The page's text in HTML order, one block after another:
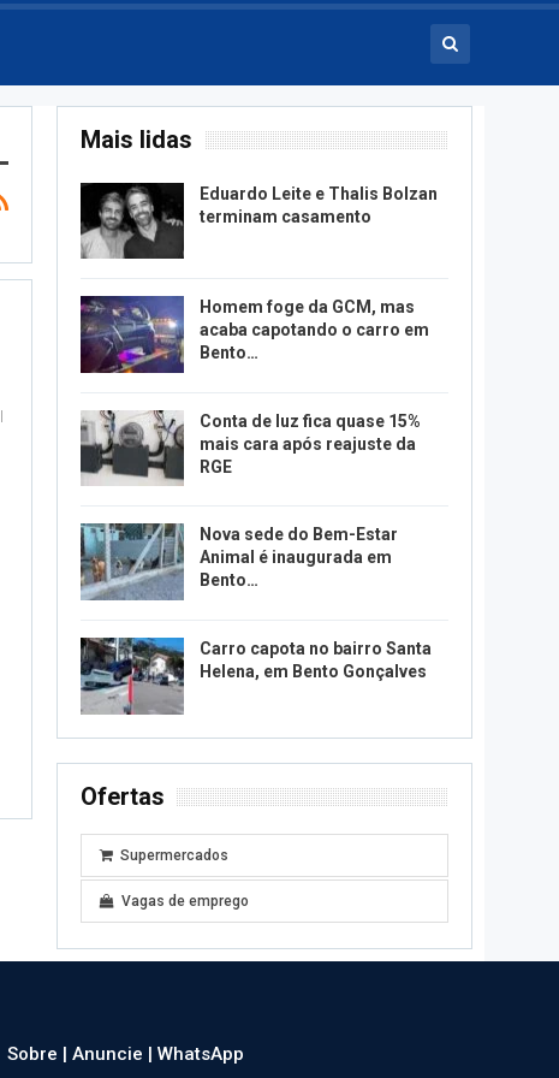
Mais lidas
Eduardo Leite e Thalis Bolzan
terminam casamento
Homem foge da GCM, mas
acaba capotando o carro em
Bento…
Conta de luz fica quase 15%
mais cara após reajuste da
RGE
Nova sede do Bem-Estar
Animal é inaugurada em
Bento…
Carro capota no bairro Santa
Helena, em Bento Gonçalves
Ofertas
Supermercados
Vagas de emprego
Sobre |Anuncie |WhatsApp